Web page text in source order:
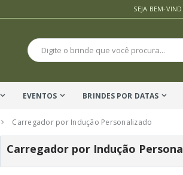
SEJA BEM-
EVENTOS BRINDES POR DATAS
Carregador por Indução Personalizado
Carregador por Indução